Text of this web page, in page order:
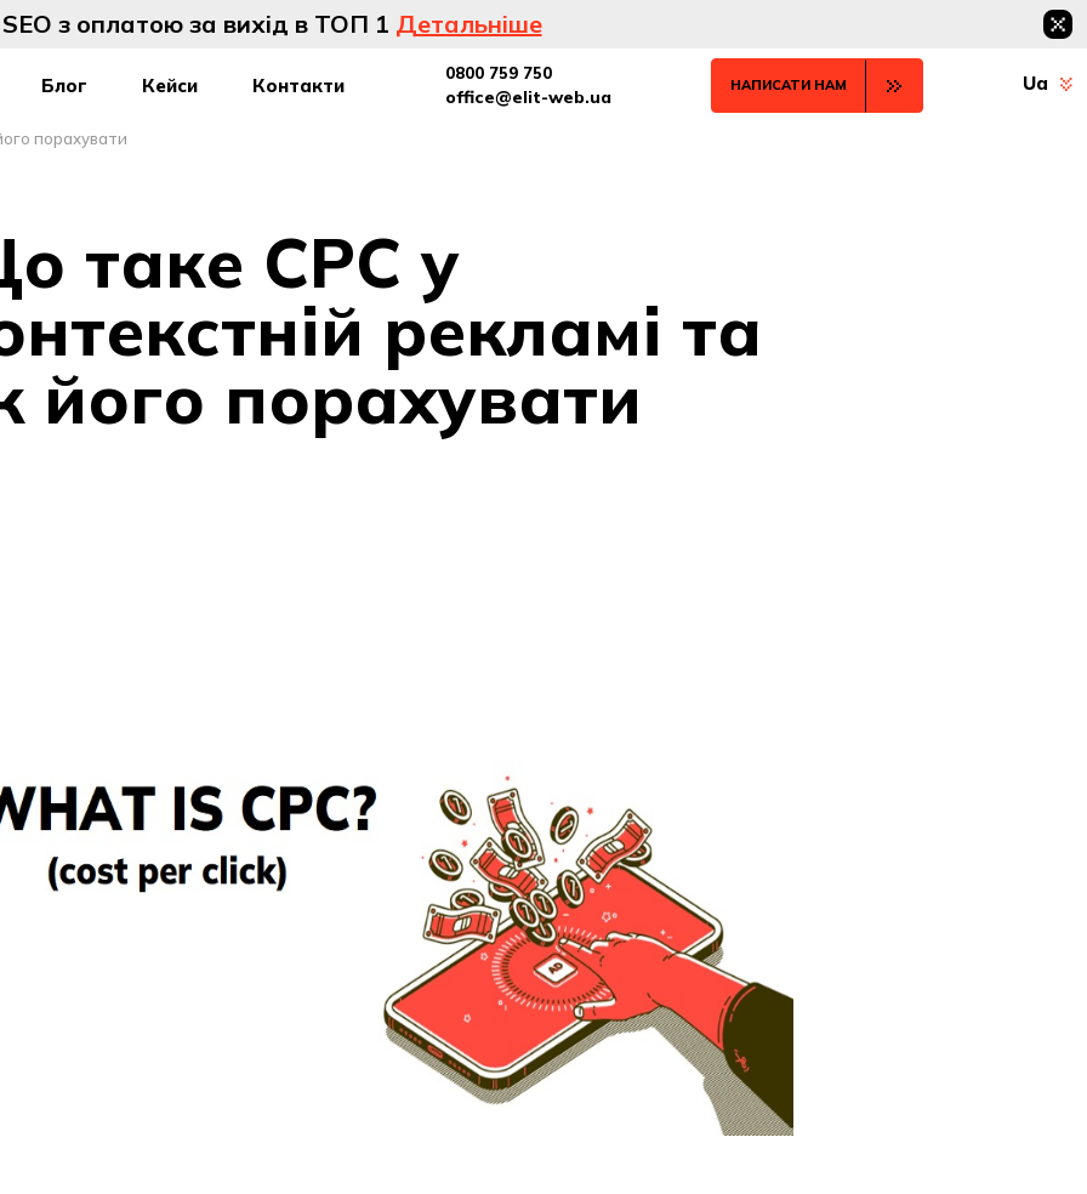
SEO з оплатою за вихід в ТОП 1 Детальніше
Блог Кейси Контакти
0800 759 750
office@elit-web.ua
НАПИСАТИ НАМ Ua
порахувати
таке CPC у
рекламі та
його порахувати